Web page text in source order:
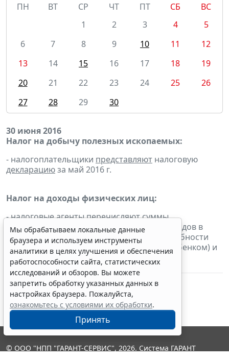
ПН
ВТ СР ЧТ ПТ СБ
ВС
1
2 3 4
5
6
7 8 9 10 11
12
13
14 15 16 17 18
19
20
21 22 23 24 25
26
27
28 29 30
30 июня 2016
Налог на добычу полезных ископаемых:
- налогоплательщики представляют налоговую
декларациюза май 2016 г.
Налог на доходы физических лиц:
- налоговые агентыперечисляютсуммы
исчисленного и удержанного налога с доходов в
виде пособий по временной нетрудоспособности
(включая пособие по уходу за больным ребенком) и
в виде оплаты отпусков, выплаченных
налогоплательщикам в июне 2016 г.
Мы обрабатываем локальные данные
браузера и используем инструменты
аналитики в целях улучшения и обеспечения
работоспособности сайта, статистических
исследований и обзоров. Вы можете
запретить обработку указанных данных в
настройках браузера. Пожалуйста,
ознакомьтесь с условиями их обработки.
Принять
© ООО "НПП "ГАРАНТ-СЕРВИС", 2026. Система ГАРАНТ